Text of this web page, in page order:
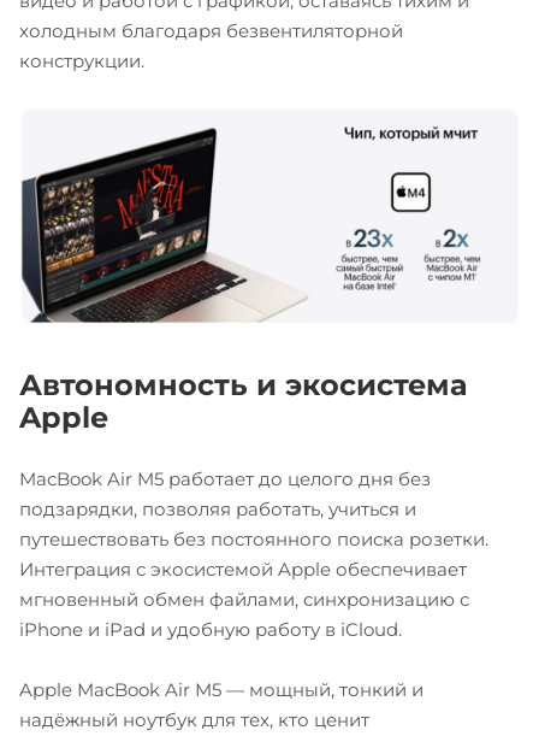
холодным благодаря безвентиляторной
конструкции.
Автономность и экосистема
Apple
MacBook Air M5 работает до целого дня без
подзарядки, позволяя работать, учиться и
путешествовать без постоянного поиска розетки.
Интеграция с экосистемой Apple обеспечивает
мгновенный обмен файлами, синхронизацию с
iPhone и iPad и удобную работу в iCloud.
Apple MacBook Air M5 — мощный, тонкий и
надёжный ноутбук для тех, кто ценит